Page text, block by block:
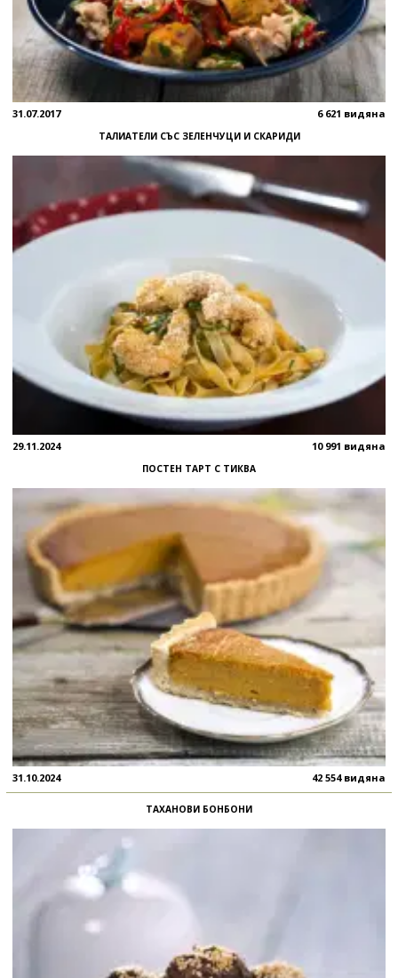
31.07.2017 6 621 видяна
ТАЛИАТЕЛИ СЪС ЗЕЛЕНЧУЦИ И СКАРИДИ
29.11.2024 10 991 видяна
ПОСТЕН ТАРТ С ТИКВА
31.10.2024 42 554 видяна
ТАХАНОВИ БОНБОНИ